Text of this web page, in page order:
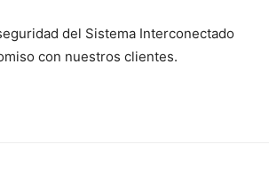
del Sistema Interconectado
con nuestros clientes.